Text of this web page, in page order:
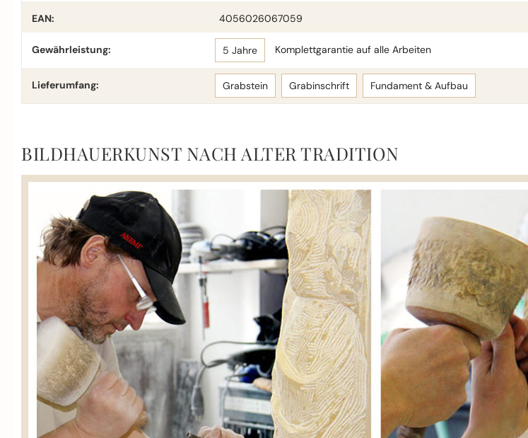
EAN: 4056026067059
Gewährleistung: 5 Jahre Komplettgarantie auf alle Arbeiten
Lieferumfang: Grabstein Grabinschrift Fundament & Aufbau
BILDHAUERKUNST NACH ALTER TRADITION